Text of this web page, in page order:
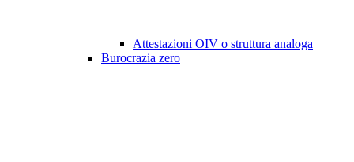
Attestazioni OIV o struttura analoga
Burocrazia zero